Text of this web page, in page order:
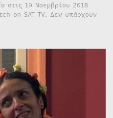
στις 19 Νοεμβρίου 2018
on SAT TV. Δεν υπάρχουν